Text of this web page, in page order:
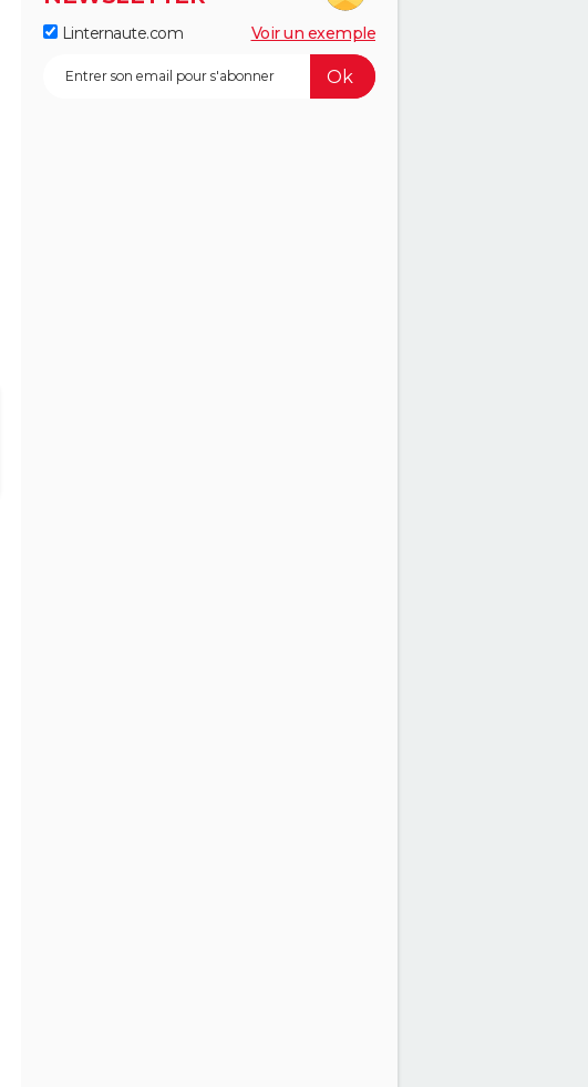
Linternaute.com Voir un exemple